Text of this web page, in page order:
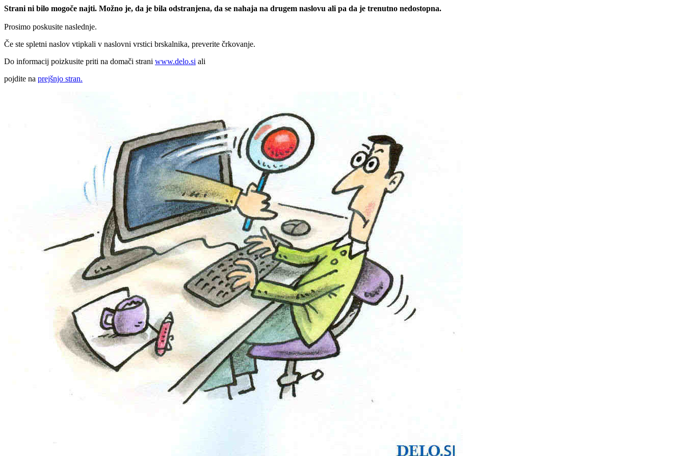
Strani ni bilo mogoče najti. Možno je, da je bila odstranjena, da se nahaja na drugem naslovu ali pa da je trenutno nedostopna.
Prosimo poskusite naslednje.
Če ste spletni naslov vtipkali v naslovni vrstici brskalnika, preverite črkovanje.
Do informacij poizkusite priti na domači strani www.delo.si ali
pojdite na prejšnjo stran.